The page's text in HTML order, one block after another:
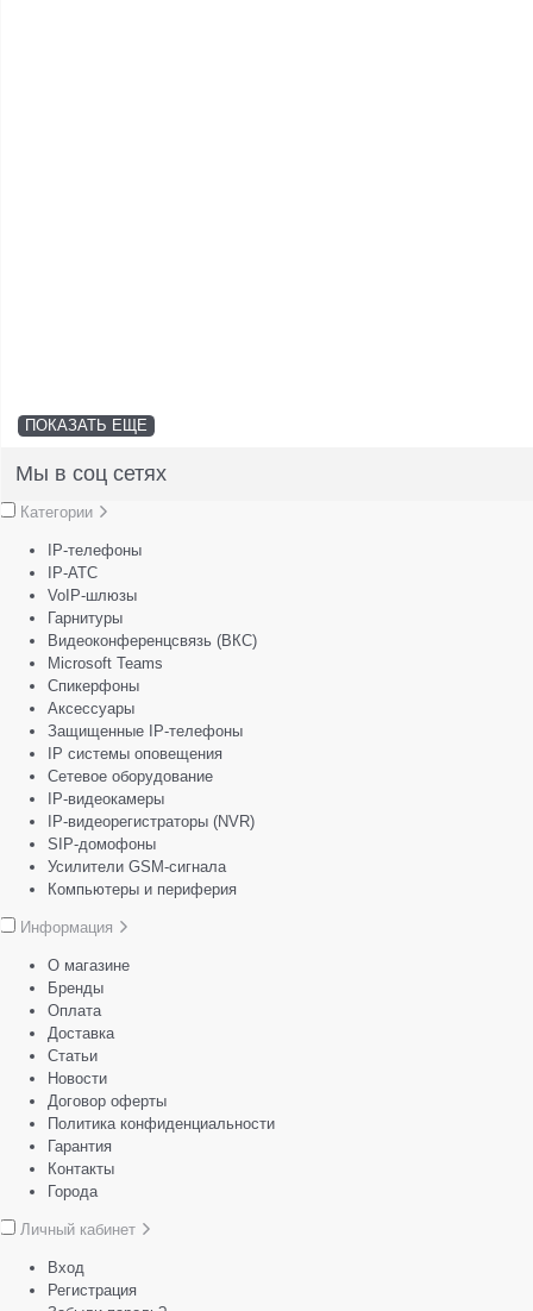
ПОКАЗАТЬ ЕЩЕ
Мы в соц сетях
Категории
IP-телефоны
IP-АТС
VoIP-шлюзы
Гарнитуры
Видеоконференцсвязь (ВКС)
Microsoft Teams
Спикерфоны
Аксессуары
Защищенные IP-телефоны
IP системы оповещения
Сетевое оборудование
IP-видеокамеры
IP-видеорегистраторы (NVR)
SIP-домофоны
Усилители GSM-сигнала
Компьютеры и периферия
Информация
О магазине
Бренды
Оплата
Доставка
Статьи
Новости
Договор оферты
Политика конфиденциальности
Гарантия
Контакты
Города
Личный кабинет
Вход
Регистрация